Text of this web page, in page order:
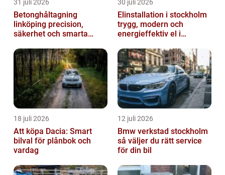
31 juli 2026
Betonghåltagning
linköping precision,
säkerhet och smarta
30 juli 2026
Elinstallation i stockholm
trygg, modern och
energieffektiv el i
18 juli 2026
Att köpa Dacia: Smart
bilval för plånbok och
vardag
12 juli 2026
Bmw verkstad stockholm
så väljer du rätt service
för din bil